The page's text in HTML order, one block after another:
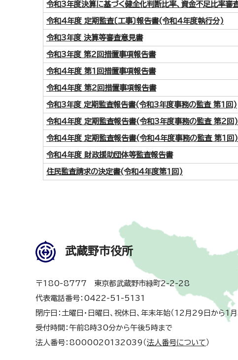
令和3年度決算に基づく健全化判断比率、資金不足比率審
令和4年度 定期監査〔工事〕報告書(令和4年度執行分)
令和3年度 決算等審査意見書
令和3年度 第2回措置事項報告書
令和4年度 第1回措置事項報告書
令和4年度 第2回措置事項報告書
令和3年度 定期監査報告書(令和3年度事務の監査 第1回)
令和4年度 定期監査報告書(令和3年度事務の監査 第2回)
令和4年度 定期監査報告書(令和4年度事務の監査 第1回)
令和4年度 財政援助団体等監査報告書
住民監査請求の決定書(令和4年度第1回)
武蔵野市役所
〒180-8777 東京都武蔵野市緑町2-2-28
代表電話番号：0422-51-5131
閉庁日：土曜日・日曜日、祝休日、年末年始（12月29日から1月
受付時間：午前8時30分から午後5時まで
法人番号：8000020132039（ 法人番号について ）